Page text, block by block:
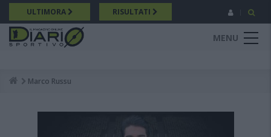
Salta
al
contenuto
principale
ULTIMORA RISULTATI
MENU
Breadcrumb
Marco Russu